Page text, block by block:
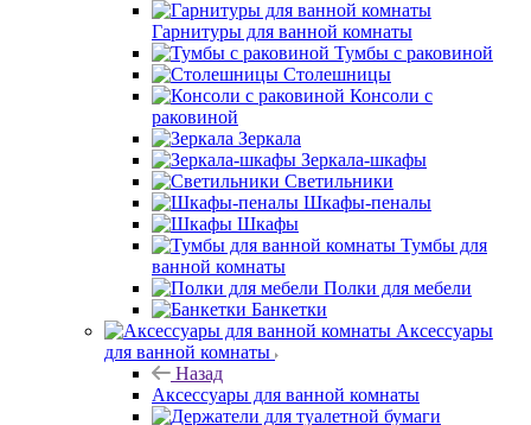
Гарнитуры для ванной комнаты
Тумбы с раковиной
Столешницы
Консоли с
раковиной
Зеркала
Зеркала-шкафы
Светильники
Шкафы-пеналы
Шкафы
Тумбы для
ванной комнаты
Полки для мебели
Банкетки
Аксессуары
для ванной комнаты
Назад
Аксессуары для ванной комнаты